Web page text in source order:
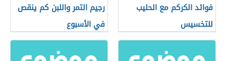
فوائد الكركم مع الحليب
للتخسيس
رجيم التمر واللبن كم ينقص
في الأسبوع